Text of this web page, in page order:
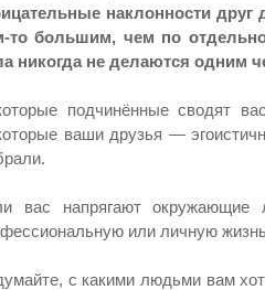
наклонности
то большим, чем по
никогда не делаются одним
подчинённые сводят
ваши друзья —
вас напрягают
или личную
с какими людьми вам